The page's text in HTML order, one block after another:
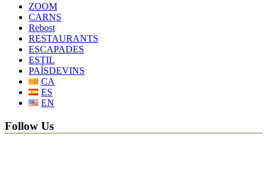
ZOOM
CARNS
Rebost
RESTAURANTS
ESCAPADES
ESTIL
PAÍSDEVINS
CA
ES
EN
Follow Us